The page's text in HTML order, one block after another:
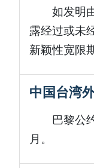
如发明
露经过或未
新颖性宽限
中国台湾
巴黎公
月。